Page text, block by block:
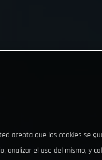
acepta que las cookies se
analizar el uso del mismo, y